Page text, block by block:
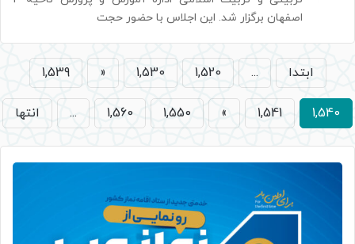
اصفهان برگزار شد. این اجلاس با حضور حجت
ابتدا ...
1,520
1,530
«
1,539
1,540
1,541
»
1,550
1,560
... انتها